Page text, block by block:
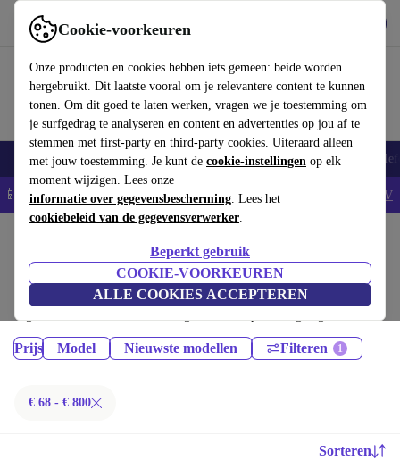
Cookie-voorkeuren
Onze producten en cookies hebben iets gemeen: beide worden
hergebruikt. Dit laatste vooral om je relevantere content te kunnen
tonen. Om dit goed te laten werken, vragen we je toestemming om
je surfgedrag te analyseren en content en advertenties op jou af te
stemmen met first-party en third-party cookies. Uiteraard alleen
met jouw toestemming. Je kunt de cookie-instellingen op elk
moment wijzigen. Lees onze
informatie over gegevensbescherming. Lees het
cookiebeleid van de gegevensverwerker.
Beperkt gebruik
COOKIE-VOORKEUREN
ALLE COOKIES ACCEPTEREN
Gebruik refurbed snel en eenvoudig
Smartphones Laptops Tablets Smartwatches Accessoires
📱5% EXTRA korting op alle iPhones – Code: IPHONEDEAL - AV
iPhones:
Gecertificeerd refurbished iPhones onder 800€ – bespaar tot 40%. 30
dagen retourrecht & 12 maanden garantie. Shop vandaag nog duurzaam!
Prijs Model Nieuwste modellen Filteren
€ 68 - € 800
Sorteren